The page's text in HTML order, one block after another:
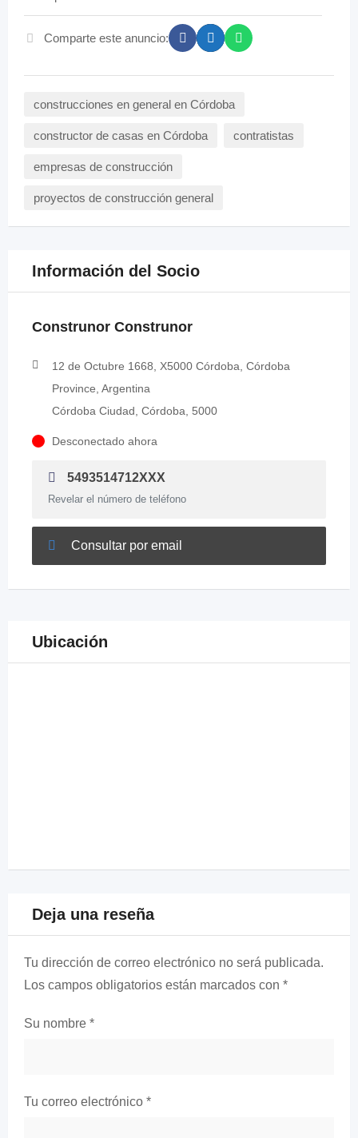
Comparte este anuncio:
construcciones en general en Córdoba
constructor de casas en Córdoba contratistas
empresas de construcción
proyectos de construcción general
Información del Socio
Construnor Construnor
12 de Octubre 1668, X5000 Córdoba, Córdoba
Province, Argentina
Córdoba Ciudad, Córdoba, 5000
Desconectado ahora
5493514712XXX
Revelar el número de teléfono
Consultar por email
Ubicación
Deja una reseña
Tu dirección de correo electrónico no será publicada.
Los campos obligatorios están marcados con *
Su nombre *
Tu correo electrónico *